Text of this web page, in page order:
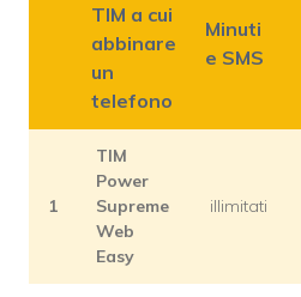
TIM a cui
abbinare
un
telefono
Minuti
e SMS
1
TIM
Power
Supreme
Web
Easy
illimitati